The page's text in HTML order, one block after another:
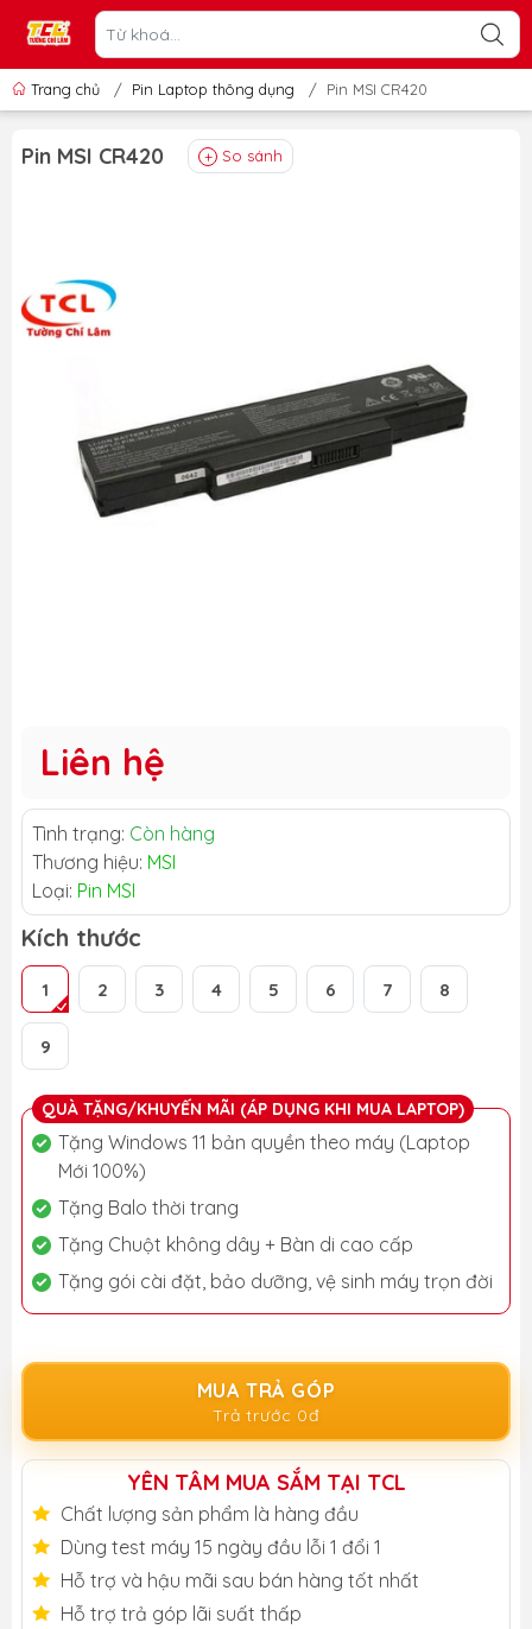
Trang chủ / Pin Laptop thông dụng / Pin MSI CR420
Pin MSI CR420 So sánh
Liên hệ
Tình trạng: Còn hàng
Thương hiệu: MSI
Loại: Pin MSI
Kích thước
1 2 3 4 5 6 7 8
9
QUÀ TẶNG/KHUYẾN MÃI (ÁP DỤNG KHI MUA LAPTOP)
Tặng Windows 11 bản quyền theo máy (Laptop
Mới 100%)
Tặng Balo thời trang
Tặng Chuột không dây + Bàn di cao cấp
Tặng gói cài đặt, bảo dưỡng, vệ sinh máy trọn đời
MUA TRẢ GÓP
Trả trước 0đ
YÊN TÂM MUA SẮM TẠI TCL
Chất lượng sản phẩm là hàng đầu
Dùng test máy 15 ngày đầu lỗi 1 đổi 1
Hỗ trợ và hậu mãi sau bán hàng tốt nhất
Hỗ trợ trả góp lãi suất thấp